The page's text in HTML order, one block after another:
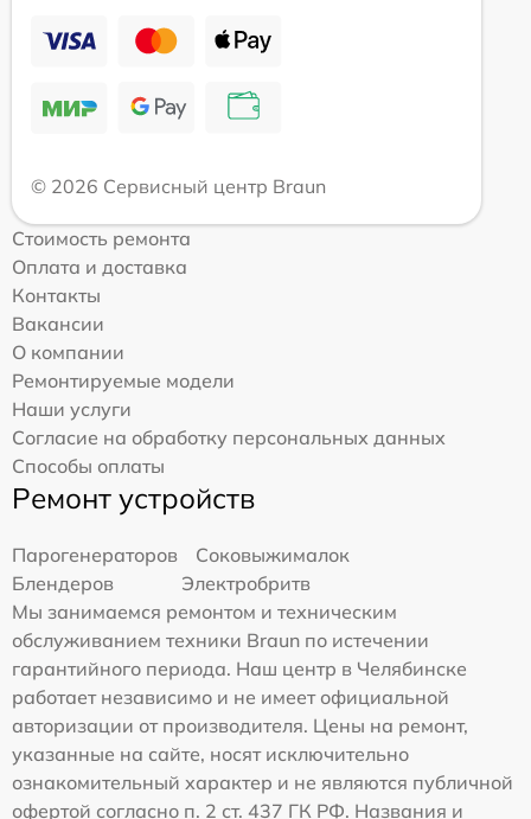
© 2026 Сервисный центр Braun
Стоимость ремонта
Оплата и доставка
Контакты
Вакансии
О компании
Ремонтируемые модели
Наши услуги
Согласие на обработку персональных данных
Способы оплаты
Ремонт устройств
Парогенераторов
Соковыжималок
Блендеров
Электробритв
Мы занимаемся ремонтом и техническим
обслуживанием техники Braun по истечении
гарантийного периода. Наш центр в Челябинске
работает независимо и не имеет официальной
авторизации от производителя. Цены на ремонт,
указанные на сайте, носят исключительно
ознакомительный характер и не являются публичной
офертой согласно п. 2 ст. 437 ГК РФ. Названия и